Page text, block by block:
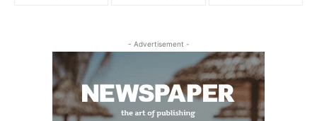
- Advertisement -